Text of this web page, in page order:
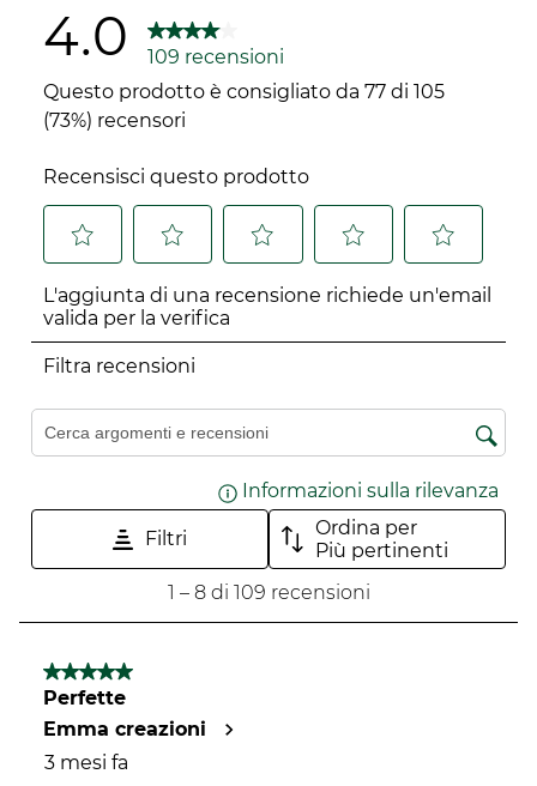
4.0
109 recensioni
Questo prodotto è consigliato da 77 di 105
(73%) recensori
Recensisci questo prodotto
per
valutare
l'articolo
una
1
Questa
aprirà
modulo
invio.
per
l'articolo
stelle.
azione
aprirà
il
modulo
di
per
stelle.
Questa
azione
il
modulo
di
per
stelle.
Questa
azione
aprirà
il
modulo
di
per
stelle.
Questa
azione
aprirà
il
di
L'aggiunta di una recensione richiede un'email
valida per la verifica
Filtra recensioni
Cerca argomenti e ricerca delle recensioni
Informazioni sulla rilevanza
Filtri
Ordina per
Più pertinenti
109
recensioni.
1 – 8 di 109 recensioni
5 su 5 stelle.
Perfette
Emma creazioni
3 mesi fa